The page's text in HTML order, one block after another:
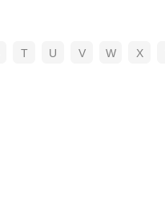
T U V W X